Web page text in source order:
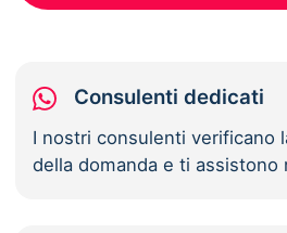
Consulenti dedicati
I nostri consulenti verificano
della domanda e ti assistono